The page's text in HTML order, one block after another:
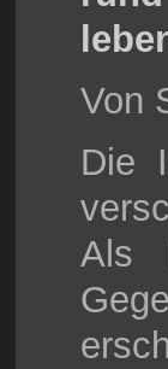
Von
Die
Als